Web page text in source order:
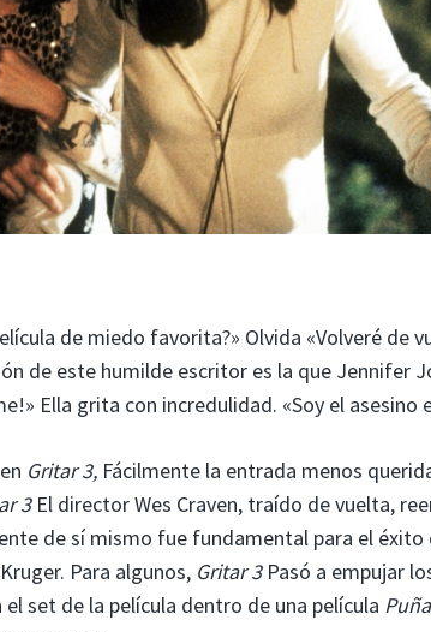
de miedo favorita?» Olvida «Volveré de
de este humilde escritor es la que Jennifer
Ella grita con incredulidad. «Soy el asesino
Gritar 3, Fácilmente la entrada menos
3El director Wes Craven, traído de vuelta,
de sí mismo fue fundamental para el éxito
Para algunos, Gritar 3Pasó a empujar
set de la película dentro de una película